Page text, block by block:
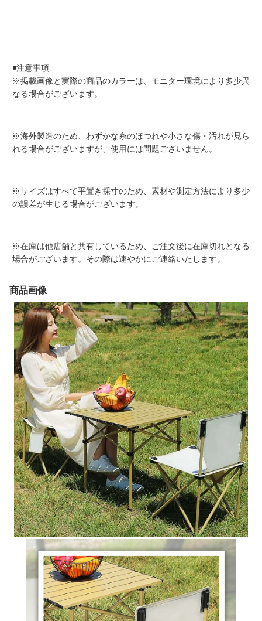
◾️注意事項
※掲載画像と実際の商品のカラーは、モニター環境により多少異
なる場合がございます。
※海外製造のため、わずかな糸のほつれや小さな傷・汚れが見ら
れる場合がございますが、使用には問題ございません。
※サイズはすべて平置き採寸のため、素材や測定方法により多少
の誤差が生じる場合がございます。
※在庫は他店舗と共有しているため、ご注文後に在庫切れとなる
場合がございます。その際は速やかにご連絡いたします。
商品画像